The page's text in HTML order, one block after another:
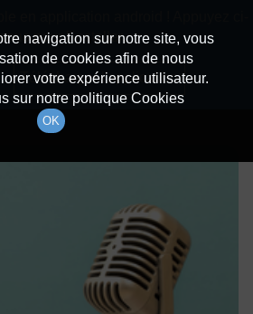
navigation sur notre site, vous
de cookies afin de nous
votre expérience utilisateur.
sur notre politique Cookies
OK
pour l'installer.
Télécharger l'application